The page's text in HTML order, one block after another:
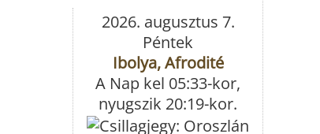
2026. augusztus 7.
Péntek
Ibolya, Afrodité
A Nap kel 05:33-kor,
nyugszik 20:19-kor.